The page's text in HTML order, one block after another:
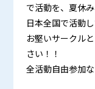
で活動を、夏休
日本全国で活動
お堅いサークル
さい！！
全活動自由参加